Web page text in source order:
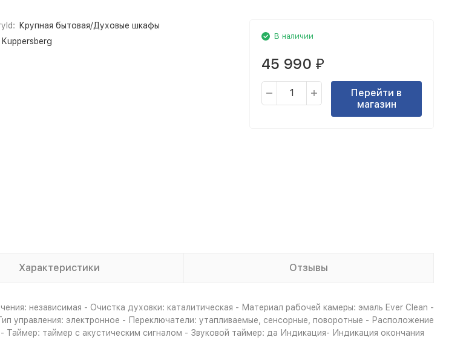
Крупная бытовая/Духовые шкафы
Kuppersberg
В наличии
45 990 ₽
Перейти в
магазин
Характеристики Отзывы
независимая - Очистка духовки: каталитическая - Материал рабочей камеры: эмаль Ever Clean -
управления: электронное - Переключатели: утапливаемые, сенсорные, поворотные - Расположение
таймер с акустическим сигналом - Звуковой таймер: да Индикация- Индикация окончания